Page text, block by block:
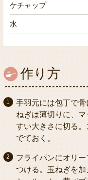
ケチャップ
水
作り方
手羽元には包丁で
ねぎは薄切りに、
すい大きさに切る
でておく。
フライパンにオリ
つける。玉ねぎを